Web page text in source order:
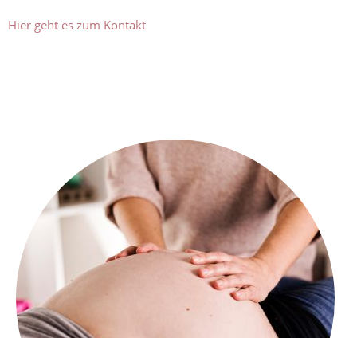
Hier geht es zum Kontakt